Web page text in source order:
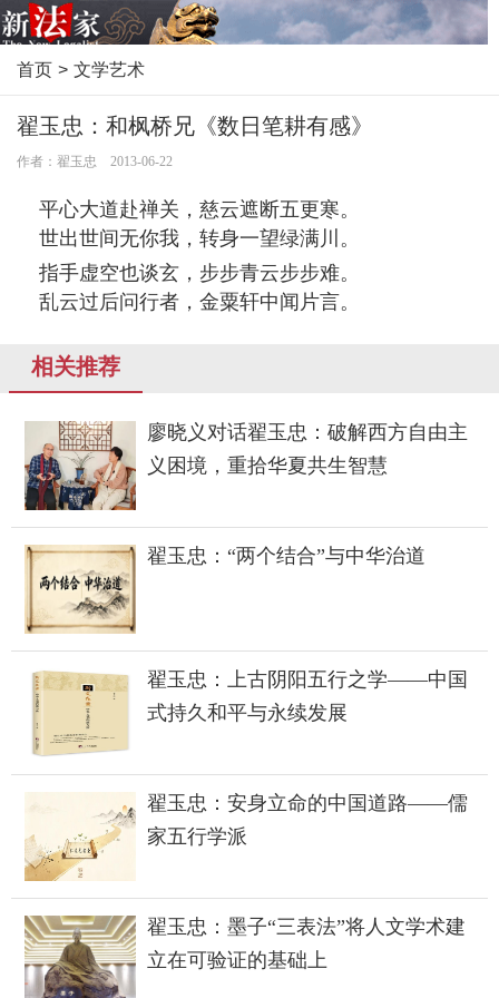
首页 > 文学艺术
翟玉忠：和枫桥兄《数日笔耕有感》
作者：翟玉忠 2013-06-22
平心大道赴禅关，慈云遮断五更寒。
世出世间无你我，转身一望绿满川。
指手虚空也谈玄，步步青云步步难。
乱云过后问行者，金粟轩中闻片言。
相关推荐
廖晓义对话翟玉忠：破解西方自由主
义困境，重拾华夏共生智慧
翟玉忠：“两个结合”与中华治道
翟玉忠：上古阴阳五行之学——中国
式持久和平与永续发展
翟玉忠：安身立命的中国道路——儒
家五行学派
翟玉忠：墨子“三表法”将人文学术建
立在可验证的基础上